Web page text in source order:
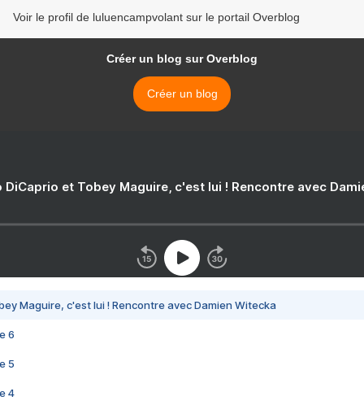
Voir le profil de luluencampvolant sur le portail Overblog
Créer un blog sur Overblog
Créer un blog
DiCaprio et Tobey Maguire, c'est lui ! Rencontre avec
Maguire, c'est lui ! Rencontre avec Damien Witecka
6
5
4